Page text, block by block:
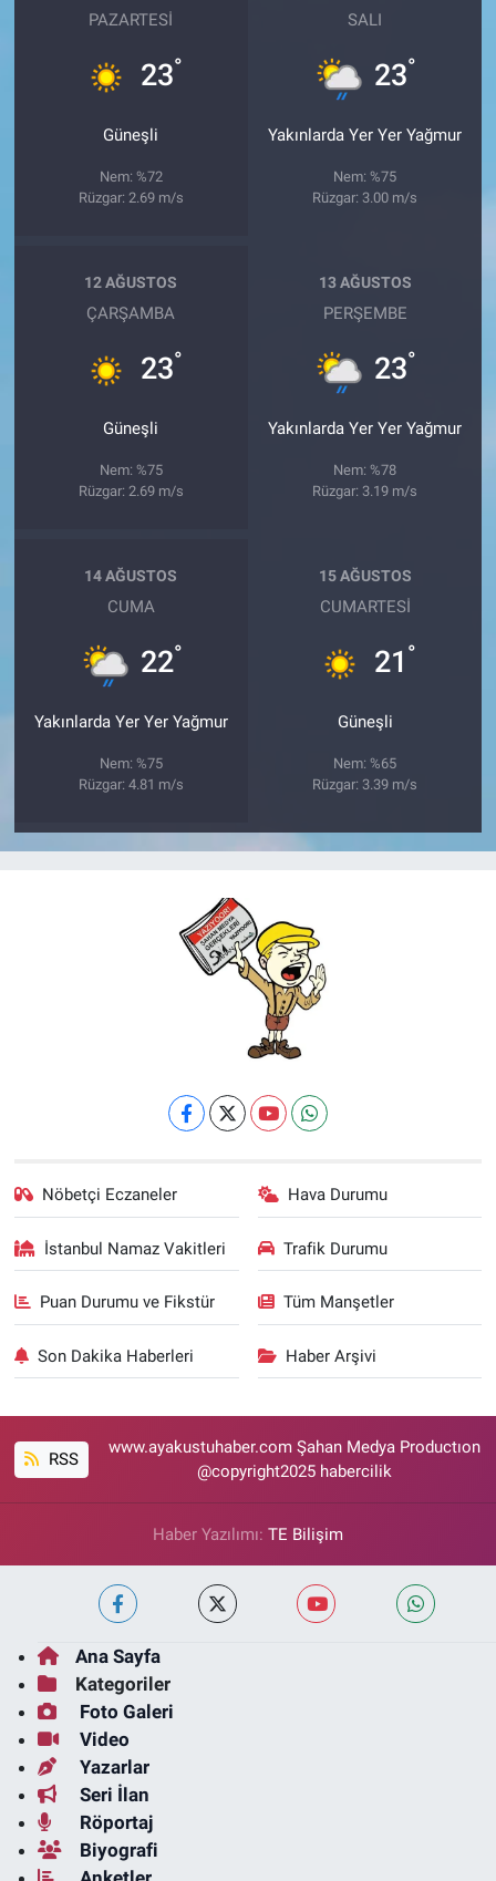
PAZARTESI
23°
Güneşli
Nem: %72
Rüzgar: 2.69 m/s
SALI
23°
Yakınlarda Yer Yer Yağmur
Nem: %75
Rüzgar: 3.00 m/s
12 AĞUSTOS
ÇARŞAMBA
23°
Güneşli
Nem: %75
Rüzgar: 2.69 m/s
13 AĞUSTOS
PERŞEMBE
23°
Yakınlarda Yer Yer Yağmur
Nem: %78
Rüzgar: 3.19 m/s
14 AĞUSTOS
CUMA
22°
Yakınlarda Yer Yer Yağmur
Nem: %75
Rüzgar: 4.81 m/s
15 AĞUSTOS
CUMARTESI
21 °
Güneşli
Nem: %65
Rüzgar: 3.39 m/s
Nöbetçi Eczaneler Hava Durumu
İstanbul Namaz Vakitleri Trafik Durumu
Puan Durumu ve Fikstür Tüm Manşetler
Son Dakika Haberleri Haber Arşivi
RSS
www.ayakustuhaber.com Şahan Medya Productıon
@copyright2025 habercilik
Haber Yazılımı: TE Bilişim
Ana Sayfa
Kategoriler
Foto Galeri
Video
Yazarlar
Seri İlan
Röportaj
Biyografi